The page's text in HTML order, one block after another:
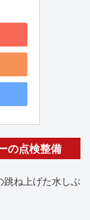
の点検整備
ね上げた水しぶ